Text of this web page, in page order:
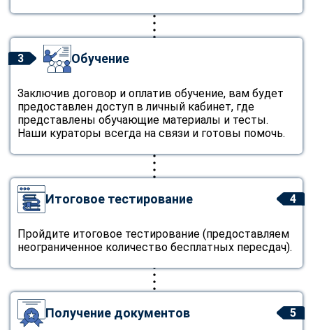
3 Обучение
Заключив договор и оплатив обучение, вам будет
предоставлен доступ в личный кабинет, где
представлены обучающие материалы и тесты.
Наши кураторы всегда на связи и готовы помочь.
4
Итоговое тестирование
Пройдите итоговое тестирование (предоставляем
неограниченное количество бесплатных пересдач).
5
Получение документов